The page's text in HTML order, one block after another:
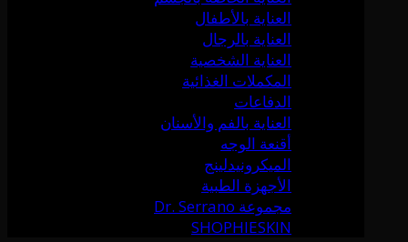
العناية بالأطفال
العناية بالرجال
العناية الشخصية
المكملات الغذائية
الدفاعات
العناية بالفم والأسنان
أقنعة الوجه
الميكرونيدلينج
الأجهزة الطبية
مجموعة Dr. Serrano
SHOPHIESKIN